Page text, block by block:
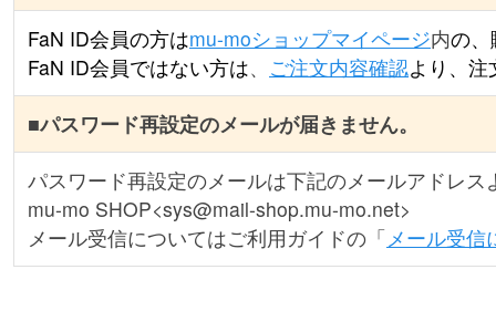
FaN ID会員の方はmu-moショップマイページ内の、
FaN ID会員ではない方は、 ご注文内容確認より、
■パスワード再設定のメールが届きません。
パスワード再設定のメールは下記のメールアドレ
mu-mo SHOP<sys@mail-shop.mu-mo.net>
メール受信についてはご利用ガイドの「 メール受信